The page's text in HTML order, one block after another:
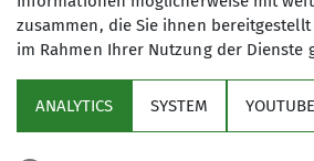
zusammen, die Sie ihnen
im Rahmen Ihrer Nutzung der Dienste
ANALYTICS SYSTEM